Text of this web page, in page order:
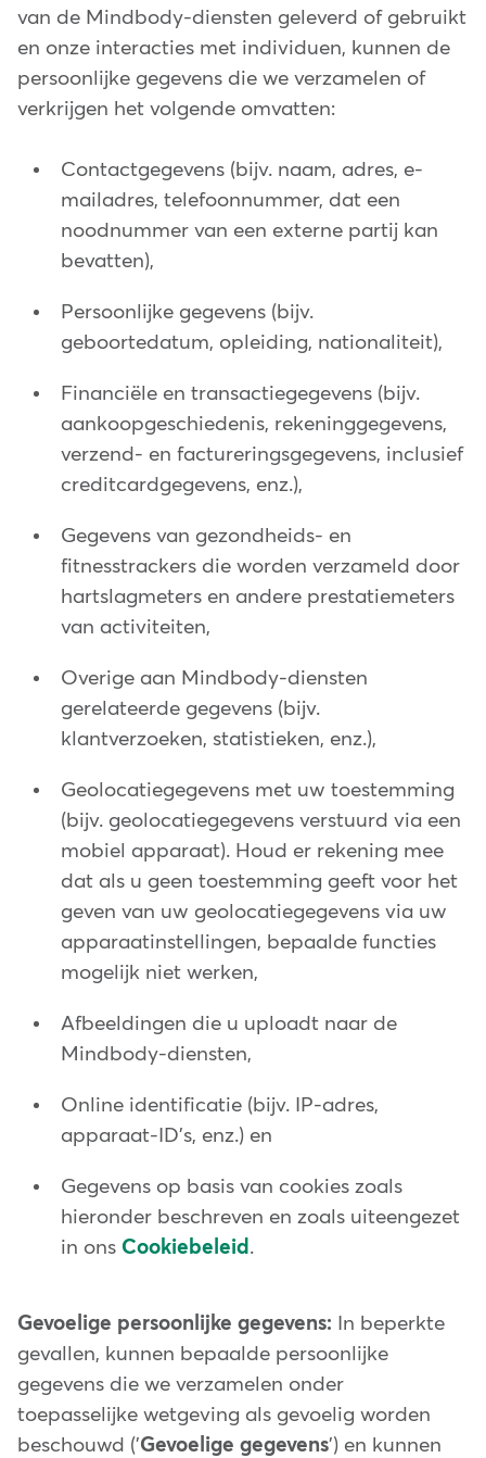
van de Mindbody-diensten geleverd of gebruikt
en onze interacties met individuen, kunnen de
persoonlijke gegevens die we verzamelen of
verkrijgen het volgende omvatten:
Contactgegevens (bijv. naam, adres, e-
mailadres, telefoonnummer, dat een
noodnummer van een externe partij kan
bevatten),
Persoonlijke gegevens (bijv.
geboortedatum, opleiding, nationaliteit),
Financiële en transactiegegevens (bijv.
aankoopgeschiedenis, rekeninggegevens,
verzend- en factureringsgegevens, inclusief
creditcardgegevens, enz.),
Gegevens van gezondheids- en
fitnesstrackers die worden verzameld door
hartslagmeters en andere prestatiemeters
van activiteiten,
Overige aan Mindbody-diensten
gerelateerde gegevens (bijv.
klantverzoeken, statistieken, enz.),
Geolocatiegegevens met uw toestemming
(bijv. geolocatiegegevens verstuurd via een
mobiel apparaat). Houd er rekening mee
dat als u geen toestemming geeft voor het
geven van uw geolocatiegegevens via uw
apparaatinstellingen, bepaalde functies
mogelijk niet werken,
Afbeeldingen die u uploadt naar de
Mindbody-diensten,
Online identificatie (bijv. IP-adres,
apparaat-ID's, enz.) en
Gegevens op basis van cookies zoals
hieronder beschreven en zoals uiteengezet
in ons Cookiebeleid .
Gevoelige persoonlijke gegevens: In beperkte
gevallen, kunnen bepaalde persoonlijke
gegevens die we verzamelen onder
toepasselijke wetgeving als gevoelig worden
beschouwd ('Gevoelige gegevens') en kunnen